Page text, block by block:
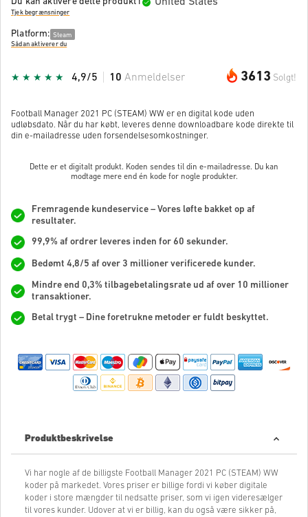
Tjek begrænsninger
Platform: Steam
Sådan aktiverer du
3613 Solgt!
4,9/5 10 Anmeldelser
Football Manager 2021 PC (STEAM) WW er en digital kode uden
udløbsdato. Når du har købt, leveres denne downloadbare kode direkte til
din e-mailadresse uden forsendelsesomkostninger.
Dette er et digitalt produkt. Koden sendes til din e-mailadresse. Du kan
modtage mere end én kode for nogle produkter.
Fremragende kundeservice – Vores løfte bakket op af
resultater.
99,9% af ordrer leveres inden for 60 sekunder.
Bedømt 4,8/5 af over 3 millioner verificerede kunder.
Mindre end 0,3% tilbagebetalingsrate ud af over 10 millioner
transaktioner.
Betal trygt – Dine foretrukne metoder er fuldt beskyttet.
Produktbeskrivelse
Vi har nogle af de billigste Football Manager 2021 PC (STEAM) WW
koder på markedet. Vores priser er billige fordi vi køber digitale
koder i store mængder til nedsatte priser, som vi igen videresælger
til vores kunder. Udover at vi er billig, kan du også være sikker på,